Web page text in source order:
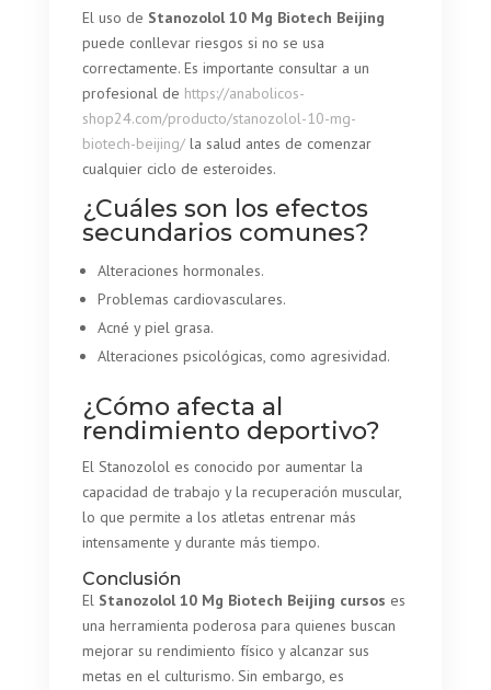
El uso de Stanozolol 10 Mg Biotech Beijing
puede conllevar riesgos si no se usa
correctamente. Es importante consultar a un
profesional de https://anabolicos-
shop24.com/producto/stanozolol-10-mg-
biotech-beijing/la salud antes de comenzar
cualquier ciclo de esteroides.
¿Cuáles son los efectos
secundarios comunes?
Alteraciones hormonales.
Problemas cardiovasculares.
Acné y piel grasa.
Alteraciones psicológicas, como agresividad.
¿Cómo afecta al
rendimiento deportivo?
El Stanozolol es conocido por aumentar la
capacidad de trabajo y la recuperación muscular,
lo que permite a los atletas entrenar más
intensamente y durante más tiempo.
Conclusión
El Stanozolol 10 Mg Biotech Beijing cursos es
una herramienta poderosa para quienes buscan
mejorar su rendimiento físico y alcanzar sus
metas en el culturismo. Sin embargo, es